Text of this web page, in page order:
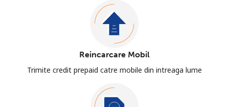
Reincarcare Mobil
Trimite credit prepaid catre mobile din intreaga lume